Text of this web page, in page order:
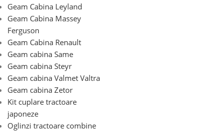
Geam Cabina Leyland
Geam Cabina Massey
Ferguson
Geam Cabina Renault
Geam cabina Same
Geam cabina Steyr
Geam cabina Valmet Valtra
Geam cabina Zetor
Kit cuplare tractoare
japoneze
Oglinzi tractoare combine